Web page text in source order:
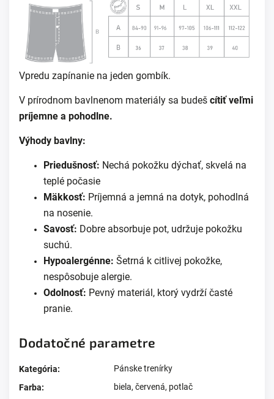
Vpredu zapínanie na jeden gombík.
V prírodnom bavlnenom materiály sa budeš cítiť veľmi
príjemne a pohodlne.
Výhody bavlny:
Priedušnosť: Nechá pokožku dýchať, skvelá na
teplé počasie
Mäkkosť: Príjemná a jemná na dotyk, pohodlná
na nosenie.
Savosť: Dobre absorbuje pot, udržuje pokožku
suchú.
Hypoalergénne: Šetrná k citlivej pokožke,
nespôsobuje alergie.
Odolnosť: Pevný materiál, ktorý vydrží časté
pranie.
Dodatočné parametre
Kategória:
Pánske trenírky
Farba: biela, červená, potlač